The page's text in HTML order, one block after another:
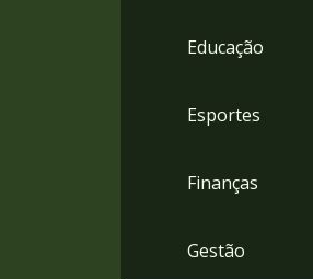
Educação
Esportes
Finanças
Gestão